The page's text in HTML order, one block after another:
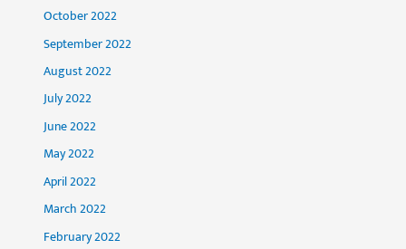
October 2022
September 2022
August 2022
July 2022
June 2022
May 2022
April 2022
March 2022
February 2022